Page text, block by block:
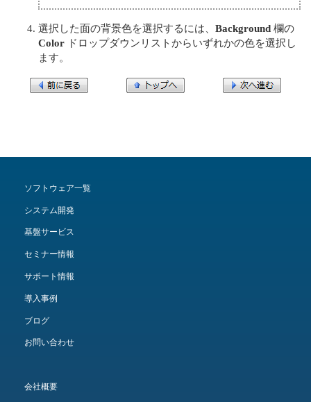
選択した面の背景色を選択するには、 Background 欄の
Color ドロップダウンリストからいずれかの色を選択し
ます。
ソフトウェア一覧
システム開発
基盤サービス
セミナー情報
サポート情報
導入事例
ブログ
お問い合わせ
会社概要